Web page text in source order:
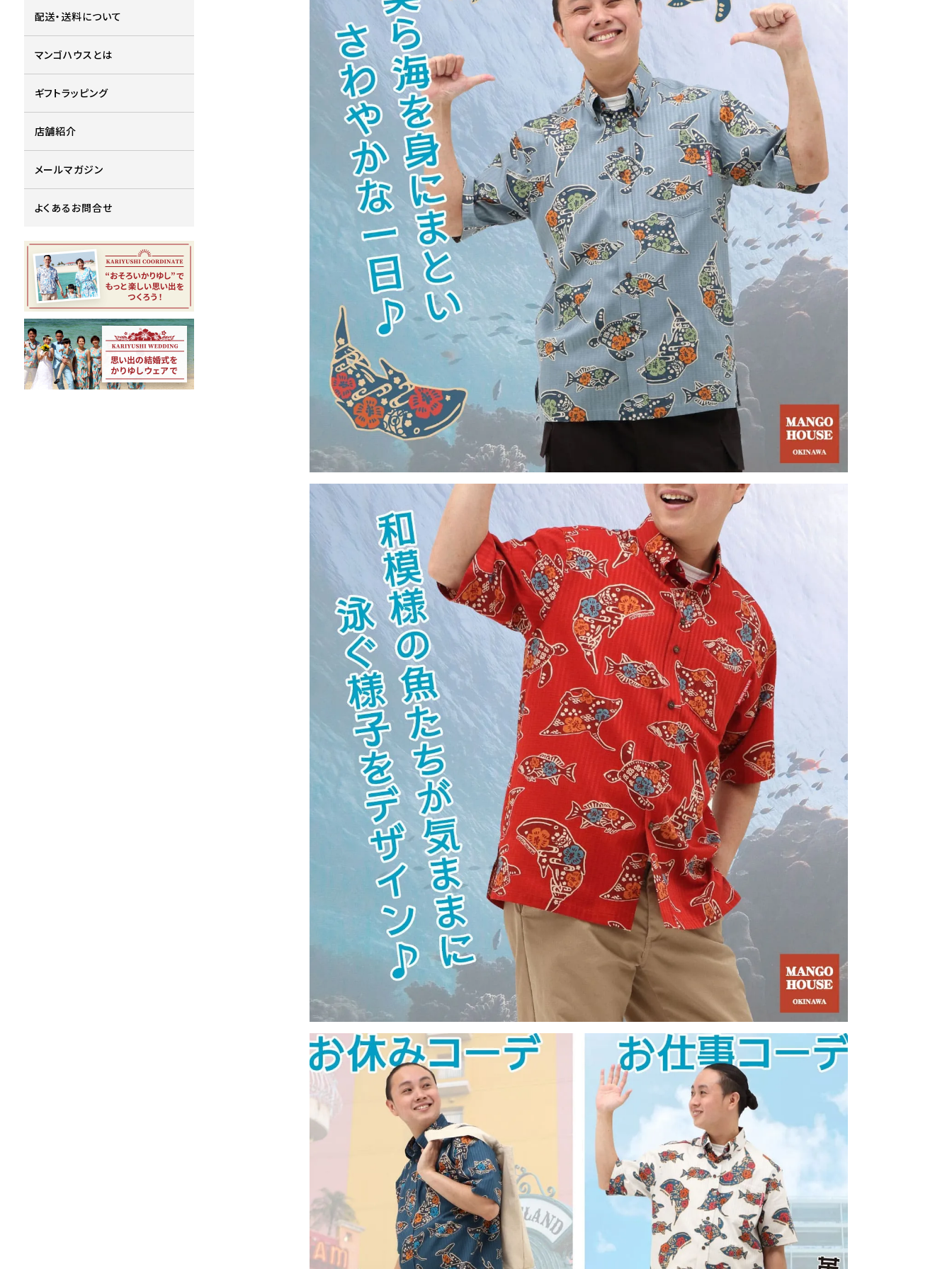
配送・送料について
マンゴハウスとは
ギフトラッピング
店舗紹介
メールマガジン
よくあるお問合せ
color size
アイボリー
S
¥11,990
在庫数 1
カートに入れる
M
11,990
在庫数 3
カートに入れる
11,990
在庫切れ
店舗取り寄せ申請
LL
11,990 店舗取り寄せ申請
3L
¥11,990
在庫数 1
カートに入れる
4L
¥13,090
在庫数 1
カートに入れる
5L
13,090
在庫数
カートに入れる
サイズが合わなかった場合、交換できますか？
未使用・タグ付きで、再販可能な状態の商品であれば、お
客様都合の場合でも交換対応を承っております。
交換にかかる往復送料につきましては、お客様ご負担に
てお願いしております。
送料はどのくらいかかりますか？
ネコポスをご利用の場合は全国一律385円（税込）です。
宅配便は838円（税込）、沖縄県内は471円（税込）となり
ます。
また、16,500円（税込）以上のお買い上げで送料無料で
す。
急いでいます。いつ発送されますか？
平日・土日祝ともに午前10時までのご注文で、当日発送し
ております。
お届けの目安は、本州・九州・四国は発送日の翌日、北海道
は3日後、沖縄県内は翌日です。
※確約ではありません。一部地域や天候・交通状況により、
お届けが遅れる場合がございます。